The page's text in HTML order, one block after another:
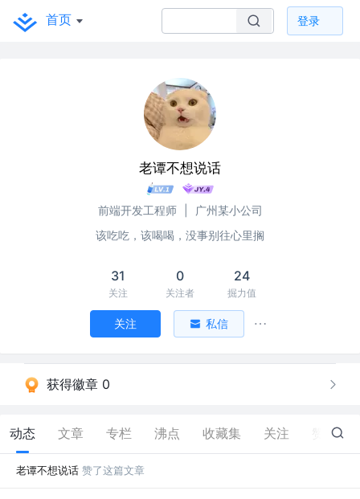
首页 登录
老谭不想说话
前端开发工程师
广州某小公司
该吃吃，该喝喝，没事别往心里搁
31
关注
0
关注者
24
掘力值
关注 私信
获得徽章 0
动态 文章 专栏 沸点 收藏集 关注 25
老谭不想说话 赞了这篇文章